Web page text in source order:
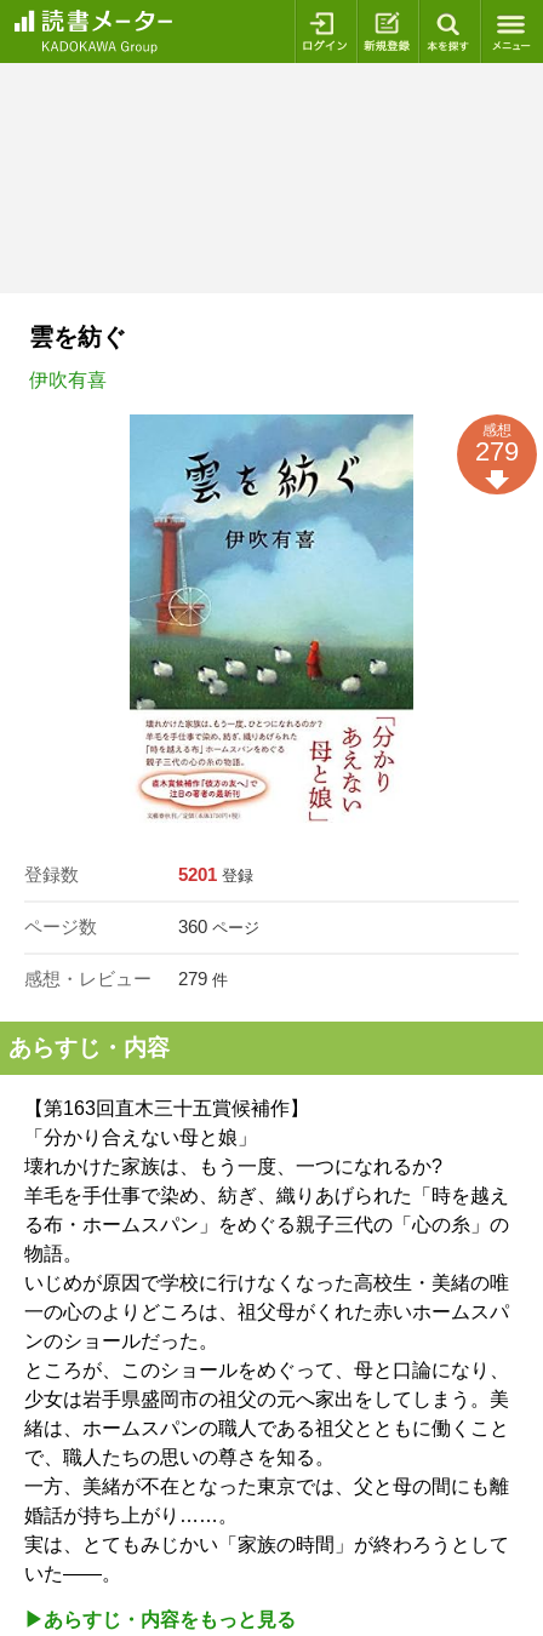
ログイン 新規登録
雲を紡ぐ
伊吹有喜
登録数 5201 登録
ページ数 360 ページ
感想・レビュー 279 件
感想
279
あらすじ・内容
【第163回直木三十五賞候補作】
「分かり合えない母と娘」
壊れかけた家族は、もう一度、一つになれるか?
羊毛を手仕事で染め、紡ぎ、織りあげられた「時を越え
る布・ホームスパン」をめぐる親子三代の「心の糸」の
物語。
いじめが原因で学校に行けなくなった高校生・美緒の唯
一の心のよりどころは、祖父母がくれた赤いホームスパ
ンのショールだった。
ところが、このショールをめぐって、母と口論になり、
少女は岩手県盛岡市の祖父の元へ家出をしてしまう。美
緒は、ホームスパンの職人である祖父とともに働くこと
で、職人たちの思いの尊さを知る。
一方、美緒が不在となった東京では、父と母の間にも離
婚話が持ち上がり……。
実は、とてもみじかい「家族の時間」が終わろうとして
いた――。
▶︎あらすじ・内容をもっと見る